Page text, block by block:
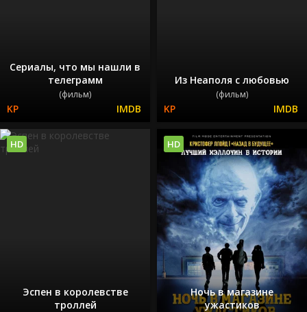
Сериалы, что мы нашли в
телеграмм
(фильм)
Из Неаполя с любовью
(фильм)
Эспен в королевстве
троллей
HD
Ночь в магазине
ужастиков
HD